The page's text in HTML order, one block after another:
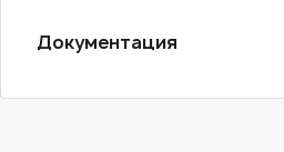
Документация